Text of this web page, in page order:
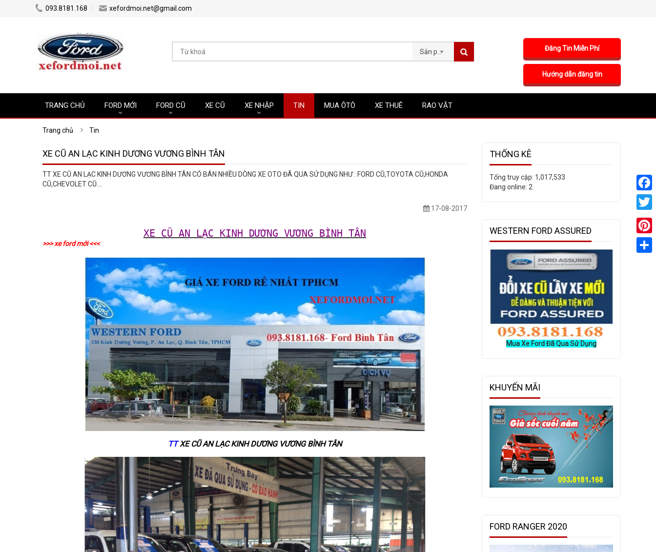
093.8181.168 xefordmoi.net@gmail.com
Sản phẩm Đăng Tin Miễn Phí
Hướng dẫn đăng tin
TRANG CHỦ FORD MỚI FORD CŨ XE CŨ XE NHẬP TIN MUA ÔTÔ XE THUÊ RAO VẶT
Trang chủ Tin
XE CŨ AN LẠC KINH DƯƠNG VƯƠNG BÌNH TÂN
TT XE CŨ AN LẠC KINH DƯƠNG VƯƠNG BÌNH TÂN CÓ BÁN NHIỀU DÒNG XE OTO ĐÃ QUA SỬ DỤNG NHƯ : FORD CŨ,TOYOTA CŨ,HONDA
CŨ,CHEVOLET CŨ....
17-08-2017
XE CŨ AN LẠC KINH DƯƠNG VƯƠNG BÌNH TÂN
>>> xe ford mới <<<
TTXE CŨ AN LẠC KINH DƯƠNG VƯƠNG BÌNH TÂN
THỐNG KÊ
Tổng truy cập: 1,017,533
Đang online: 2
WESTERN FORD ASSURED
Mua Xe Ford Đã Qua Sử Dụng
KHUYẾN MÃI
FORD RANGER 2020